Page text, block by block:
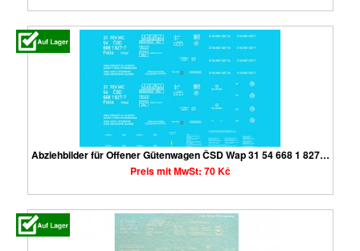
Abziehbilder für Offener Gütenwagen ČSD Wap 31 54 668 1 827…
Preis mit MwSt: 70 Kč